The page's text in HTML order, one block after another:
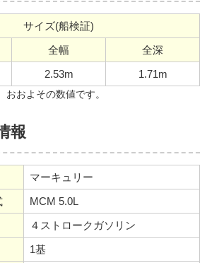
サイズ(船検証)
全幅
全深
2.53m 1.71m
およその数値です。
報
マーキュリー
MCM 5.0L
４ストロークガソリン
1基